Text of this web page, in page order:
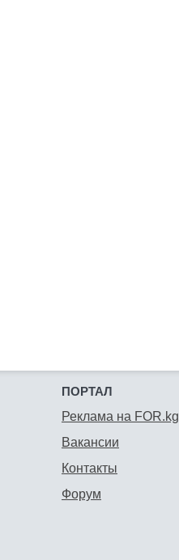
ПОРТАЛ
Реклама на FOR.kg
Вакансии
Контакты
Форум